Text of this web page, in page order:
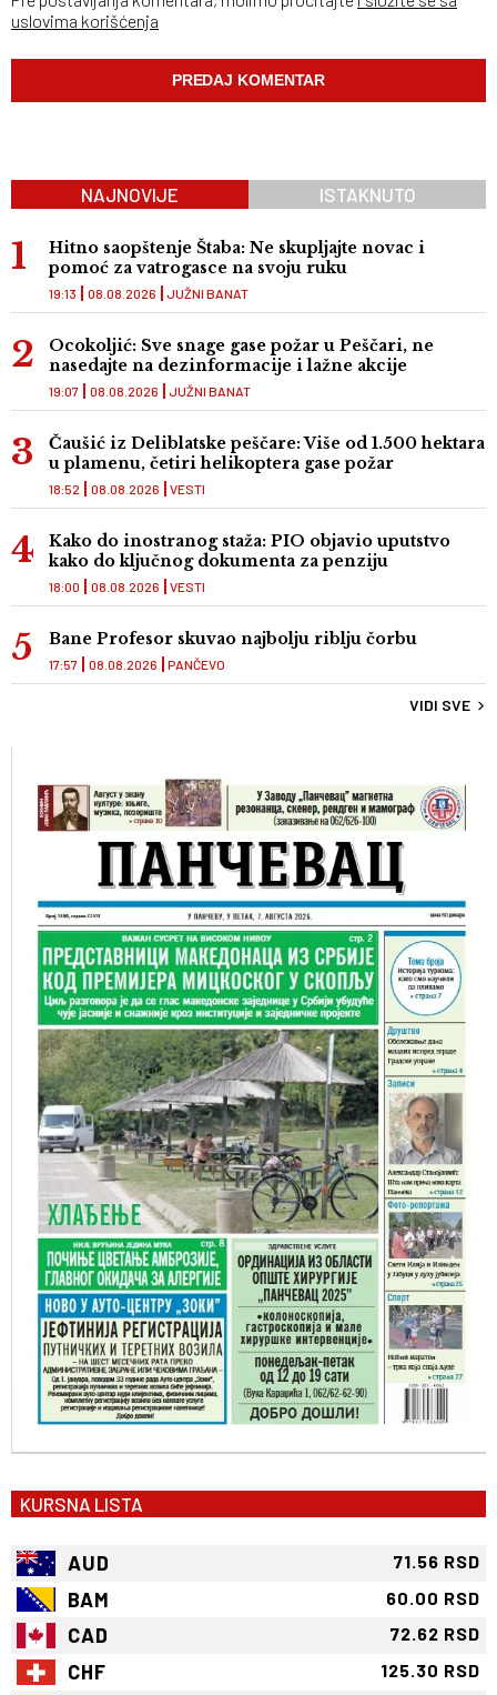
uslovima korišćenja
NAJNOVIJE ISTAKNUTO
Hitno saopštenje Štaba: Ne skupljajte novac i
pomoć za vatrogasce na svoju ruku
JUŽNI BANAT
19:13 08.08.2026
Ocokoljić: Sve snage gase požar u Peščari, ne
nasedajte na dezinformacije i lažne akcije
JUŽNI BANAT
19:07 08.08.2026
Čaušić iz Deliblatske peščare: Više od 1.500 hektara
u plamenu, četiri helikoptera gase požar
VESTI
18:52 08.08.2026
Kako do inostranog staža: PIO objavio uputstvo
kako do ključnog dokumenta za penziju
VESTI
18:00 08.08.2026
Bane Profesor skuvao najbolju riblju čorbu
PANČEVO
17:57 08.08.2026
VIDI SVE
KURSNA LISTA
AUD 71.56 RSD
BAM 60.00 RSD
CAD 72.62 RSD
CHF 125.30 RSD